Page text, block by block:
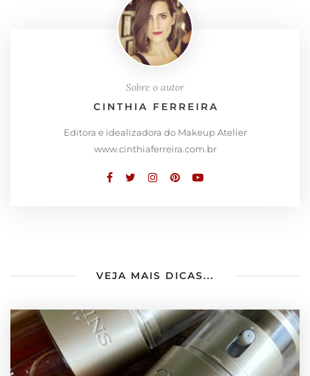
Sobre o autor
CINTHIA FERREIRA
Editora e idealizadora do Makeup Atelier
www.cinthiaferreira.com.br
VEJA MAIS DICAS...